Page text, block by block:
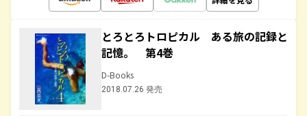
とろとろトロピカル ある旅の記録と
記憶。 第4巻
D-Books
2018.07.26 発売